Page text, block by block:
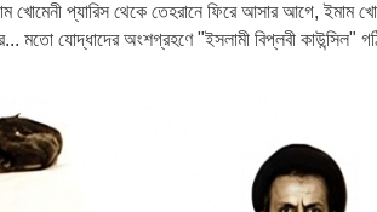
খোমেনী প্যারিস থেকে তেহরানে ফিরে আসার আগে, ইমাম
মতো যোদ্ধাদের অংশগ্রহণে "ইসলামী বিপ্লবী